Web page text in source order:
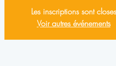
Les inscriptions sont closes
Voir autres événements